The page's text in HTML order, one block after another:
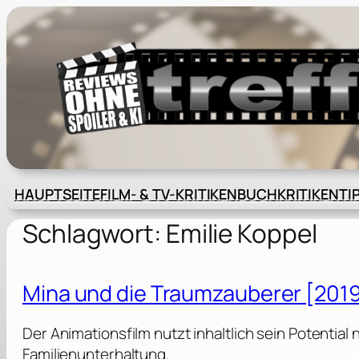
Zum
Inhalt
springen
HAUPTSEITEFILM- & TV-KRITIKENBUCHKRITIKEN
Schlagwort: Emilie Koppel
Mina und die Traumzauberer
Der Animationsfilm nutzt inhaltlich sein
Familienunterhaltung.